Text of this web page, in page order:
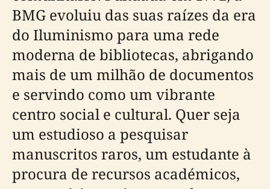
BMG evoluiu das suas raízes da era
do Iluminismo para uma rede
moderna de bibliotecas, abrigando
mais de um milhão de documentos
e servindo como um vibrante
centro social e cultural. Quer seja
um estudioso a pesquisar
manuscritos raros, um estudante à
procura de recursos académicos,